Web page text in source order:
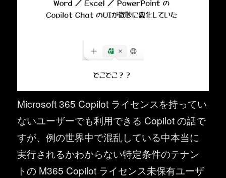
Microsoft 365 Copilot ライセンスを持ってい
ないユーザーでも利用できる Copilot の話で
すが、例の世界中で混乱している中本当に
実行されるかわからない特定条件のテナン
トの M365 Copilot ライセンス未保有ユーザ